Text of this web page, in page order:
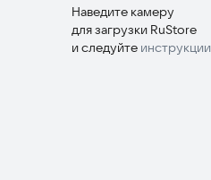
Наведите камеру
для загрузки RuStore
и следуйте инструкции